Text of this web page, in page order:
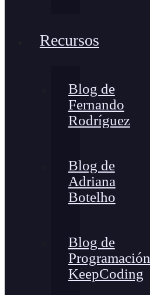
Recursos
Blog de
Fernando
Rodríguez
Blog de
Adriana
Botelho
Blog de
Programación
KeepCoding